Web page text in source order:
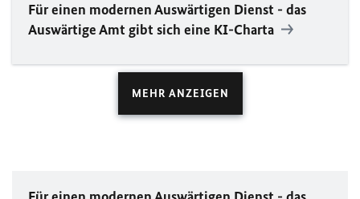
Für einen modernen Auswärtigen Dienst - das
Auswärtige Amt gibt sich eine KI-Charta
MEHR ANZEIGEN